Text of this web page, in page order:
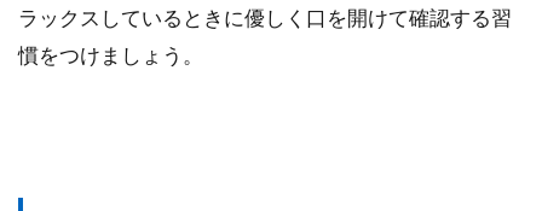
ラックスしているときに優しく口を開けて確認する習
慣をつけましょう。